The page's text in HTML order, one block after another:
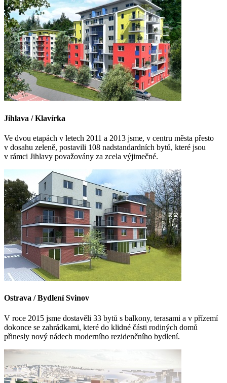
Jihlava / Klavírka
Ve dvou etapách v letech 2011 a 2013 jsme, v centru města přesto
v dosahu zeleně, postavili 108 nadstandardních bytů, které jsou
v rámci Jihlavy považovány za zcela výjimečné.
Ostrava / Bydlení Svinov
V roce 2015 jsme dostavěli 33 bytů s balkony, terasami a v přízemí
dokonce se zahrádkami, které do klidné části rodiných domů
přinesly nový nádech moderního rezidenčního bydlení.